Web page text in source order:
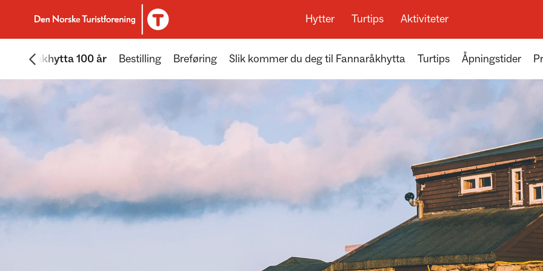
Til DNT.no forside
Hytter Turtips Aktiviteter
Scroll menyen mot venstre
Fannaråkhytta 100 år Bestilling Breføring Slik kommer du deg til Fannaråkhytta Turtips Åpningstider